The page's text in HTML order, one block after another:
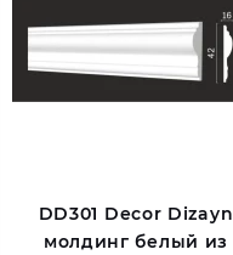
DD301 Decor Dizayn
молдинг белый из